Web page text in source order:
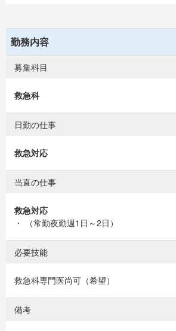
勤務内容
募集科目
救急科
日勤の仕事
救急対応
当直の仕事
救急対応
・ （常勤夜勤週1日～2日）
必要技能
救急科専門医尚可（希望）
備考